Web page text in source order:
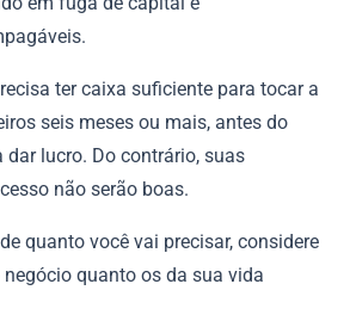
ter caixa suficiente para tocar a
seis meses ou mais, antes do
dar lucro. Do contrário, suas
não serão boas.
quanto você vai precisar, considere
quanto os da sua vida